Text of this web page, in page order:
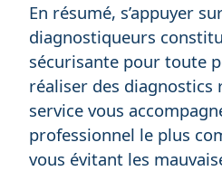
En résumé, s’appuyer
diagnostiqueurs
sécurisante pour toute
réaliser des diagnostics
service vous
professionnel le plus
vous évitant les